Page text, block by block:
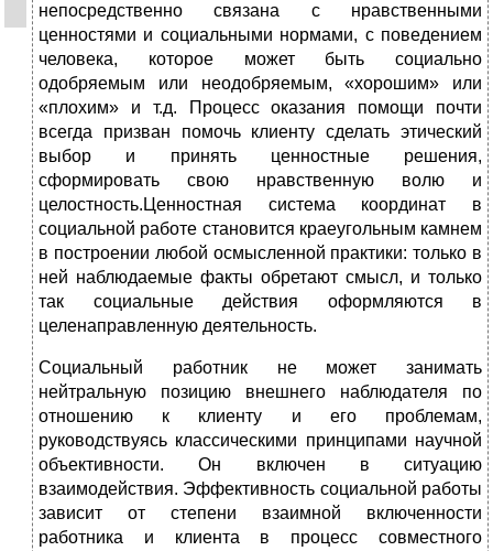
непосредственно связана с нравственными
ценностями и социальными нормами, с поведением
человека, которое может быть социально
одобряемым или неодобряемым, «хорошим» или
«плохим» и т.д. Процесс оказания помощи почти
всегда призван помочь клиенту сделать этический
выбор и принять ценностные решения,
сформировать свою нравственную волю и
целостность.Ценностная система координат в
социальной работе становится краеугольным камнем
в построении любой осмысленной практики: только в
ней наблюдаемые факты обретают смысл, и только
так социальные действия оформляются в
целенаправленную деятельность.
Социальный работник нe может занимать
нейтральную позицию внешнего наблюдателя пo
отношению к клиенту и его проблемам,
руководствуясь классическими принципами научной
объективности. Он включен в ситуацию
взаимодействия. Эффективность социальной работы
зависит от степени взаимной включенности
работника и клиента в процесс совместного